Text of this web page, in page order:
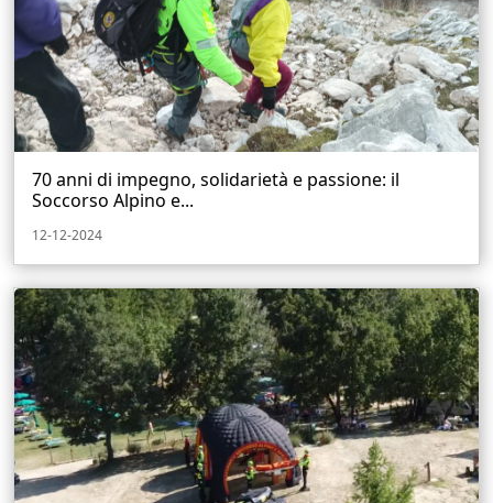
70 anni di impegno, solidarietà e passione: il
Soccorso Alpino e...
12-12-2024